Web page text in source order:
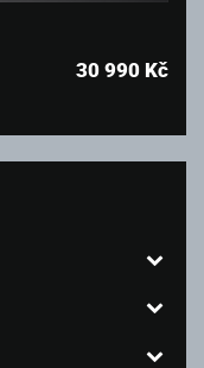
30 990 Kč